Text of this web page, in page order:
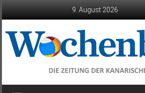
9. August 2026
Wochenblatt